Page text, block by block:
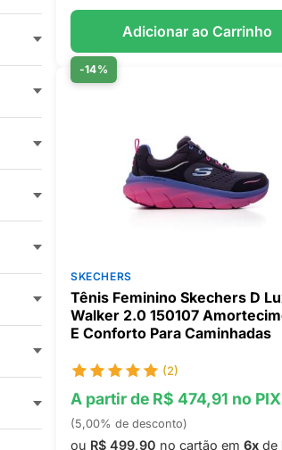
Adicionar ao Carrinho
-14%
SKECHERS
Tênis Feminino Skechers D
Walker 2.0 150107
E Conforto Para Caminhadas
(2)
A partir de R$ 474,91 no PIX
(5,00% de desconto)
ou R$ 499,90 no cartão em 6xde